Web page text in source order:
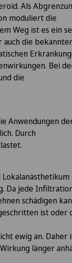
Als
moduliert die
Weg ist es ein
die
Bei
die
Anwendungen
Durch
Da jede
schädigen
ist oder
ewig an. Daher
länger